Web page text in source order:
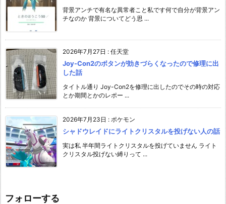
背景アンチで有名な異常者こと私です何で自分が背景アン
チなのか 背景についてどう思 ...
2026年7月27日 : 任天堂
Joy-Con2のボタンが効きづらくなったので修理に出
した話
タイトル通り Joy-Con2を修理に出したのでその時の対応
とか期間とかのレポー ...
2026年7月23日 : ポケモン
シャドウレイドにライトクリスタルを投げない人の話
実は私 半年間ライトクリスタルを投げていません ライト
クリスタル投げない縛りって ...
フォローする